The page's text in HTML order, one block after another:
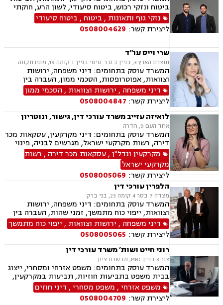
ביטוח ונזקי רכוש, ביטוח סיעודי, לשון הרע, חוקתי
מנהלי, ייפוי כוח מתמשך, רשויות מקומיות משפטי
מסחרי אזרחי
נזקי גוף ותאונות , ביטוח , ביטוח סיעודי
ליצירת קשר: 0508004629
שרי וייס עו"ד
תוצרת הארץ 3, בניין ב.ס.ר. סיטי בניין T קומה 19, פתח תקווה
המשרד עוסק בתחומים: דיני משפחה, ירושות
וצוואות, אפוטרופסות, הסכמי ממון, העברה בין
דורית, ייפוי כוח מתמשך
דיני משפחה , ירושות וצוואות , הסכמי ממון
ליצירת קשר: 0508004847
לואיזה עזייב משרד עורכי דין, גישור, ונוטריון
אחד העם 9, חדרה
המשרד עוסק בתחומים: דיני מקרקעין, עסקאות מכר
דירה, רשות מקרקעי ישראל, מגרשים לבניה, פינוי
מושכר, בתים משותפים, אפוטרופסות, ידועים
בציבור, הסכמי ממון, ייפוי כוח מתמשך, ירושות
וצוואות
מקרקעין ונדל"ן,עסקאות מכר דירה , רשות
מקרקעי ישראל
ליצירת קשר: 0508005069
הלפרין עורכי דין
מצדה 7 בסר 4 קומה 23, בני ברק
המשרד עוסק בתחומים: דיני משפחה, ירושות
וצוואות, ייפוי כוח מתמשך, זמני שהות, העברה בין
דורית, חלוקת רכוש, הורות חד מינית, גישור
במשפחה, מיזוגים ורכישות, ליווי עסקי, דיני חוזים,
משפט מסחרי, ניכור הורי, מזונות, הסכמי ממון,
ידועים בציבור, אבהות, חטיפת ילדים, זכיינות,
סכסוך בין בעלי מניות
דיני משפחה , ירושות וצוואות , ייפוי כוח מתמשך
ליצירת קשר: 0508005065
רוני חייט ושות’ משרד עורכי דין
צור 3 בניין MBC, מבשרת ציון
המשרד עוסק בתחומים: משפט אזרחי ומסחרי, ייצוג
בבית משפט בתביעות חוזיות, תביעות במקרקעין,
ענייני ירושות וצוואות, דיני עבודה, נזיקין, עסקאות
נדל"ן, מכר דירה, ייפוי כוח מתמשך
משפט אזרחי , משפט מסחרי, דיני חוזים
ליצירת קשר: 0508004709